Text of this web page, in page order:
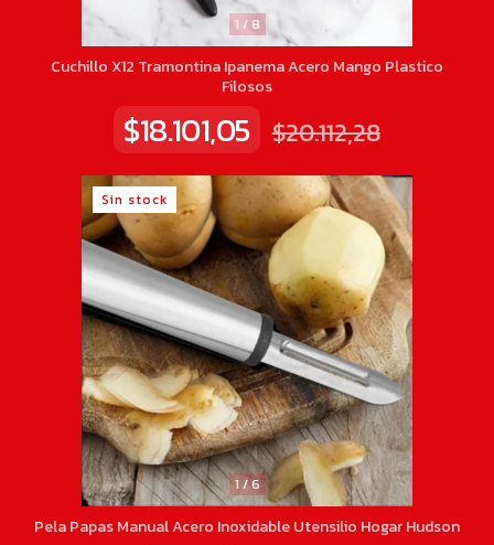
1 / 8
Cuchillo X12 Tramontina Ipanema Acero Mango Plastico
Filosos
$18.101,05 $20.112,28
1/6
Sin stock
Pela Papas Manual Acero Inoxidable Utensilio Hogar Hudson